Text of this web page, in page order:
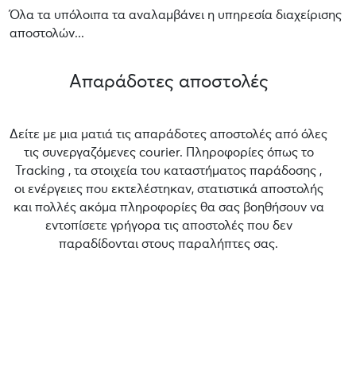
Όλα τα υπόλοιπα τα αναλαμβάνει η υπηρεσία διαχείρισης
αποστολών...
Απαράδοτες αποστολές
Δείτε με μια ματιά τις απαράδοτες αποστολές από όλες
τις συνεργαζόμενες courier. Πληροφορίες όπως το
Tracking , τα στοιχεία του καταστήματος παράδοσης ,
οι ενέργειες που εκτελέστηκαν, στατιστικά αποστολής
και πολλές ακόμα πληροφορίες θα σας βοηθήσουν να
εντοπίσετε γρήγορα τις αποστολές που δεν
παραδίδονται στους παραλήπτες σας.